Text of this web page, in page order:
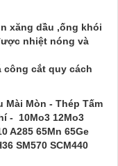
xăng dầu ,ống khói
nhiệt nóng và
công cắt quy cách
Mài Mòn - Thép Tấm
- 10Mo3 12Mo3
A285 65Mn 65Ge
SM570 SCM440